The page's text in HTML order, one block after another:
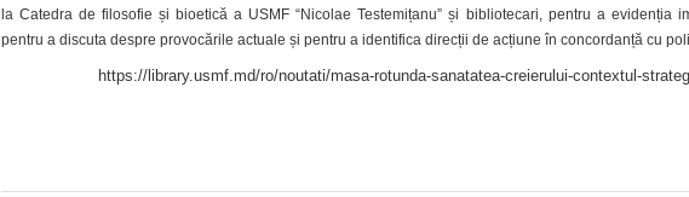
la Catedra de filosofie și bioetică a USMF “Nicolae Testemițanu” și bibliotecari, pentru a evidenția
pentru a discuta despre provocările actuale și pentru a identifica direcții de acțiune în concordanță cu
https://library.usmf.md/ro/noutati/masa-rotunda-sanatatea-creierului-contextul-